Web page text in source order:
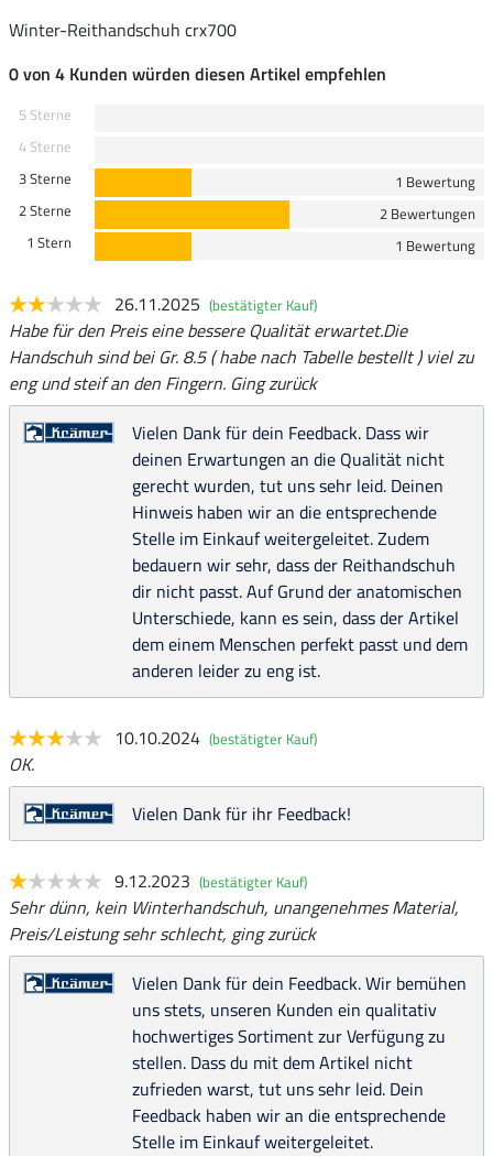
Winter-Reithandschuh crx700
0 von 4 Kunden würden diesen Artikel empfehlen
5 Sterne
4 Sterne
3 Sterne
1 Bewertung
2 Sterne
2 Bewertungen
1 Stern
1 Bewertung
26.11.2025 (bestätigter Kauf)
Habe für den Preis eine bessere Qualität erwartet.Die
Handschuh sind bei Gr. 8.5 ( habe nach Tabelle bestellt ) viel zu
eng und steif an den Fingern. Ging zurück
Vielen Dank für dein Feedback. Dass wir
deinen Erwartungen an die Qualität nicht
gerecht wurden, tut uns sehr leid. Deinen
Hinweis haben wir an die entsprechende
Stelle im Einkauf weitergeleitet. Zudem
bedauern wir sehr, dass der Reithandschuh
dir nicht passt. Auf Grund der anatomischen
Unterschiede, kann es sein, dass der Artikel
dem einem Menschen perfekt passt und dem
anderen leider zu eng ist.
10.10.2024 (bestätigter Kauf)
OK.
Vielen Dank für ihr Feedback!
9.12.2023 (bestätigter Kauf)
Sehr dünn, kein Winterhandschuh, unangenehmes Material,
Preis/Leistung sehr schlecht, ging zurück
Vielen Dank für dein Feedback. Wir bemühen
uns stets, unseren Kunden ein qualitativ
hochwertiges Sortiment zur Verfügung zu
stellen. Dass du mit dem Artikel nicht
zufrieden warst, tut uns sehr leid. Dein
Feedback haben wir an die entsprechende
Stelle im Einkauf weitergeleitet.